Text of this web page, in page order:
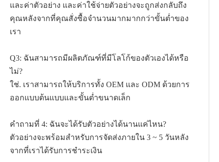
และค่าตัวอย่าง และค่าใช้จ่ายตัวอย่างจะถูกส่งกลับถึง
คุณหลังจากที่คุณสั่งซื้อจำนวนมากมากกว่าขั้นต่ำของ
เรา
Q3: ฉันสามารถมีผลิตภัณฑ์ที่มีโลโก้ของตัวเองได้หรือ
ไม่?
ใช่. เราสามารถให้บริการทั้ง OEM และ ODM ด้วยการ
ออกแบบต้นแบบและขั้นต่ำขนาดเล็ก
คำถามที่ 4: ฉันจะได้รับตัวอย่างได้นานแค่ไหน?
ตัวอย่างจะพร้อมสำหรับการจัดส่งภายใน 3 ~ 5 วันหลัง
จากที่เราได้รับการชำระเงิน